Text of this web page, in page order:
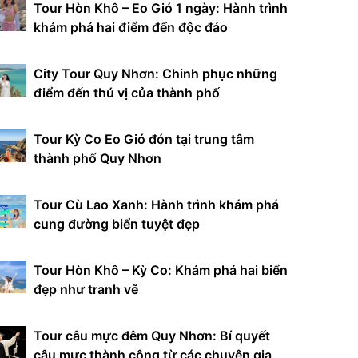
Tour Hòn Khô – Eo Gió 1 ngày: Hành trình
khám phá hai điểm đến độc đáo
City Tour Quy Nhơn: Chinh phục những
điểm đến thú vị của thành phố
Tour Kỳ Co Eo Gió đón tại trung tâm
thành phố Quy Nhơn
Tour Cù Lao Xanh: Hành trình khám phá
cung đường biển tuyệt đẹp
Tour Hòn Khô – Kỳ Co: Khám phá hai biển
đẹp như tranh vẽ
Tour câu mực đêm Quy Nhơn: Bí quyết
câu mực thành công từ các chuyên gia